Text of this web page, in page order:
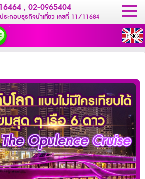
, 02-0965404
ะกอบธุรกิจนำเที่ยว เลขที่ 11/11684